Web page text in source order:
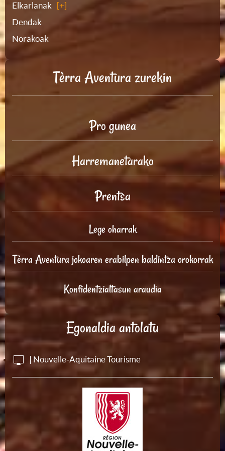
Elkarlanak
Dendak
Norakoak
Tèrra Aventura zurekin
Pro gunea
Harremanetarako
Prentsa
Lege oharrak
Tèrra Aventura jokoaren erabilpen baldintza orokorrak
Konfidentzialtasun araudia
Egonaldia antolatu
| Nouvelle-Aquitaine Tourisme